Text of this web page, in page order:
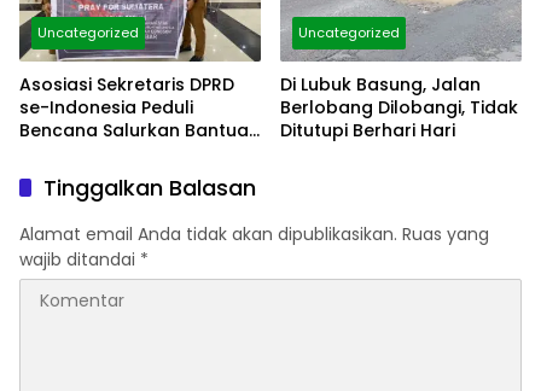
Uncategorized
Asosiasi Sekretaris DPRD
se-Indonesia Peduli
Bencana Salurkan Bantua
Uncategorized
Di Lubuk Basung, Jalan
Berlobang Dilobangi, Tidak
Ditutupi Berhari Hari
Tinggalkan Balasan
Alamat email Anda tidak akan dipublikasikan. Ruas yang
wajib ditandai *